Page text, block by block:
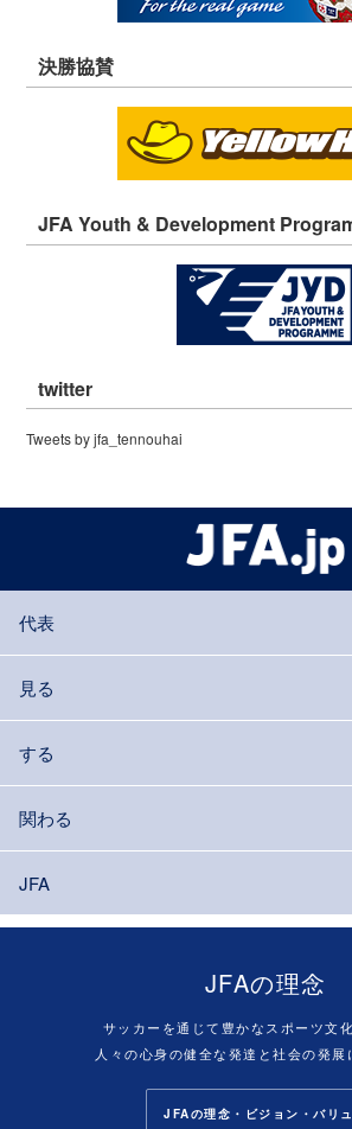
決勝協賛
JFA Youth & Development
twitter
Tweets by jfa_tennouhai
代表
見る
する
関わる
JFA
JFAの理念
サッカーを通じて豊かなスポーツ文化
人々の心身の健全な発達と社会の発展
JFAの理念・ビジョン・バリ